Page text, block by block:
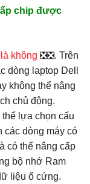
chip được
không ❎❎. Trên
dòng laptop Dell
không thể nâng
chủ động.
lựa chọn cấu
các dòng máy có
có thể nâng cấp
bộ nhớ Ram
liệu ổ cứng.